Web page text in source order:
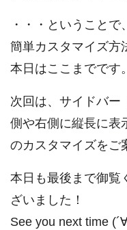
・・・ということ
簡単カスタマイズ方
本日はここまでです。
次回は、サイドバー
側や右側に縦長に表
のカスタマイズをご
本日も最後まで御覧
ざいました！
See you next time